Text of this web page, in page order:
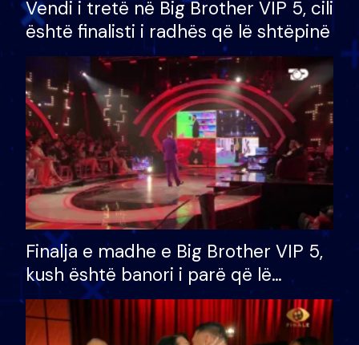
Vendi i tretë në Big Brother VIP 5, cili
është finalisti i radhës që lë shtëpinë
Finalja e madhe e Big Brother VIP 5,
kush është banori i parë që lë
shtëpinë dhe humb mundësinë për
të fituar çmimin e madh